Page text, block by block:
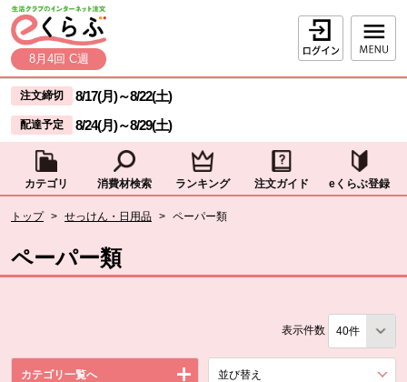
ページの先頭です。
本文へジャンプする。
8月4回 C週
ログイン
ここからサイト内共通メニューです。
サイト内共通メニューをスキップする
注文締切 8/17(月)～8/22(土)
配達予定 8/24(月)～8/29(土)
カテゴリ 消費材検索 ランキング 注文ガイド eくらぶ登録
トップ > せっけん・日用品 > ペーパー類
ペーパー類
表示件数
カテゴリ一覧へ 並び替え